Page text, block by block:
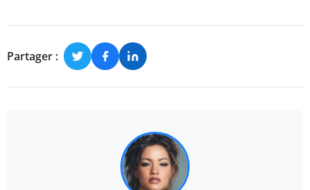
Partager :